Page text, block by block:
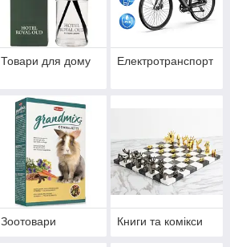
Товари для дому Електротранспорт
Зоотовари Книги та комікси